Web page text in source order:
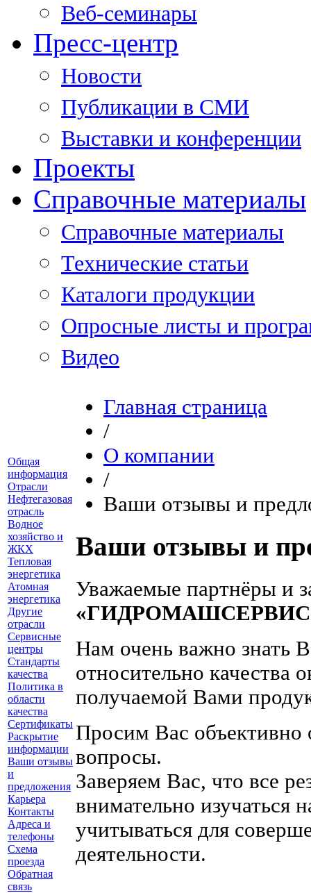
Веб-семинары
Пресс-центр
Новости
Публикации в СМИ
Выставки и конференции
Проекты
Справочные материалы
Справочные материалы
Технические статьи
Каталоги продукции
Опросные листы и
Видео
Общая
информация
Отрасли
Нефтегазовая
отрасль
Водное
хозяйство и
ЖКХ
Тепловая
энергетика
Атомная
энергетика
Другие
отрасли
Сервисные
центры
Стандарты
качества
Политика в
области
качества
Сертификаты
Раскрытие
информации
Ваши отзывы
и
предложения
Карьера
Контакты
Адреса и
телефоны
Схема
проезда
Обратная
связь
Главная страница
/
О компании
/
Ваши отзывы и
Ваши отзывы и
Уважаемые партнёры и
Нам очень важно знать
относительно качества
получаемой Вами
Просим Вас объективно
вопросы.
Заверяем Вас, что все
внимательно изучаться
учитываться для
деятельности.